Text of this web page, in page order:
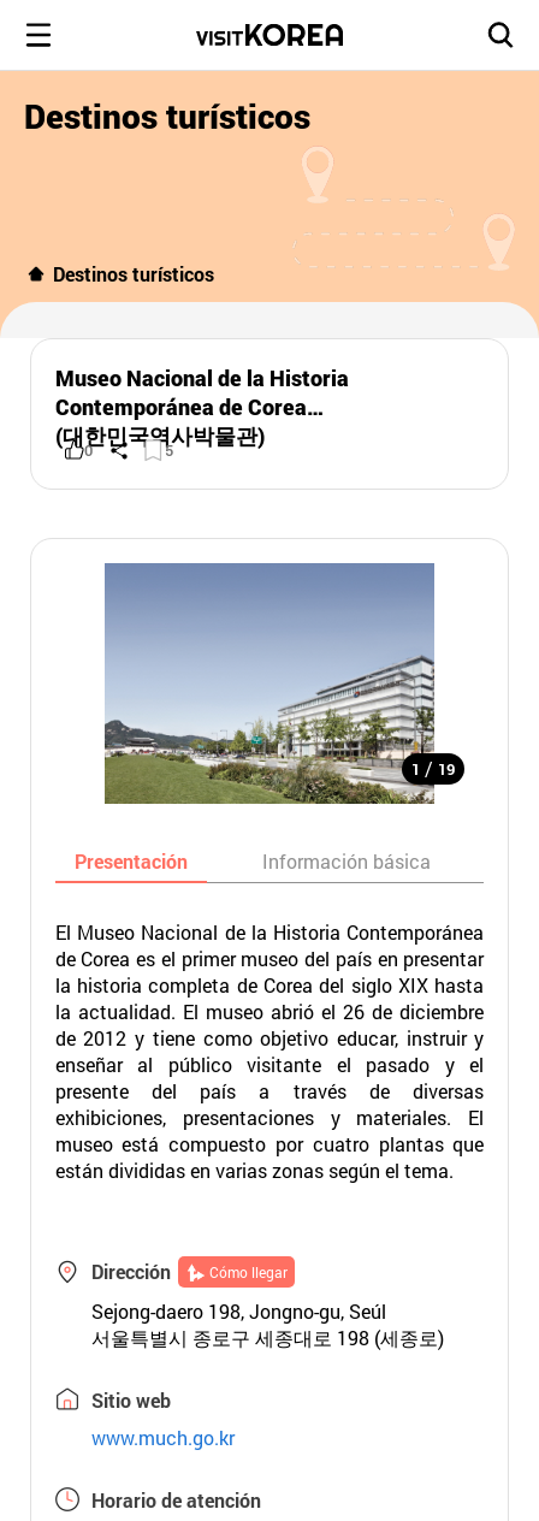
Destinos turísticos
Destinos turísticos
Museo Nacional de la Historia
Contemporánea de Corea
(대한민국역사박물관)
0 5
1 / 19
Presentación Información básica
El Museo Nacional de la Historia Contemporánea
de Corea es el primer museo del país en presentar
la historia completa de Corea del siglo XIX hasta
la actualidad. El museo abrió el 26 de diciembre
de 2012 y tiene como objetivo educar, instruir y
enseñar al público visitante el pasado y el
presente del país a través de diversas
exhibiciones, presentaciones y materiales. El
museo está compuesto por cuatro plantas que
están divididas en varias zonas según el tema.
Dirección Cómo llegar
Sejong-daero 198, Jongno-gu, Seúl
서울특별시 종로구 세종대로 198 (세종로)
Sitio web
www.much.go.kr
Horario de atención